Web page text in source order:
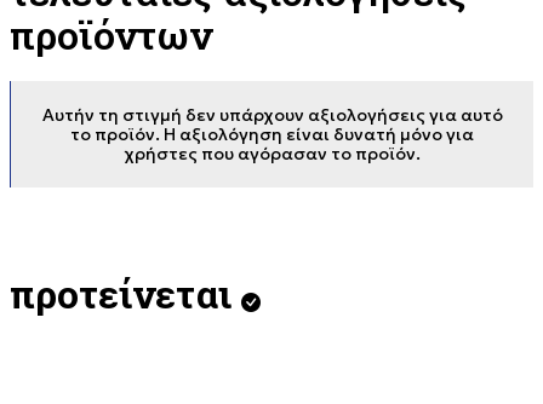
προϊόντων
Αυτήν τη στιγμή δεν υπάρχουν αξιολογήσεις για αυτό
το προϊόν. Η αξιολόγηση είναι δυνατή μόνο για
χρήστες που αγόρασαν το προϊόν.
προτείνεται